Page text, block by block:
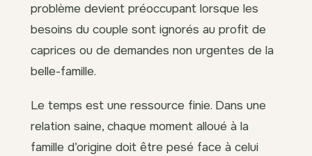
problème devient préoccupant lorsque les
besoins du couple sont ignorés au profit de
caprices ou de demandes non urgentes de la
belle-famille.
Le temps est une ressource finie. Dans une
relation saine, chaque moment alloué à la
famille d’origine doit être pesé face à celui